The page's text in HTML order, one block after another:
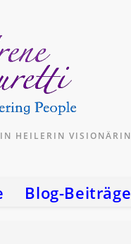
HEILERIN VISIONÄRIN
Blog-Beiträge